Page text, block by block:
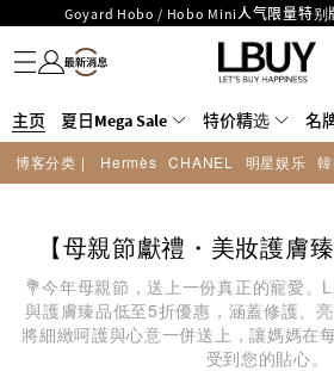
Goyard Hobo / Hobo Mini人气限量特别
LBuy呈献 - Hermès 及 Chanel 手袋及首
LBuy Nintendo Switch / Nintendo Switch 2 正
重要通告：银行转帐及转数快
购物满HKD500即享免
LBuy获香港知识产权署颁发2026《
名牌服饰
潮流服饰
童装
护肤美妆
香水香薰
个人护理
母婴护理
游戏及精品玩具
文仪用品
家居生活
电子产品
美食
医药保健
运动与户外用品
主页 夏日Mega Sale 特价精选 名
博客分类 | Hermès CHANEL 明星娱乐
【母親節獻禮・美妝護膚
💐今年母親節，送上一份真正的寵愛。
與護膚臻品低至5折優惠，涵蓋修護、
將細緻呵護與心意一併送上，讓媽媽在
受到您的貼心。